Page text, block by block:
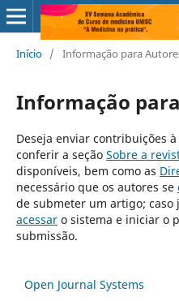
Início / Informação para
Informação
Deseja enviar contribuições
conferir a seção Sobre a
disponíveis, bem como as
necessário que os autores se
de submeter um artigo; caso
acessaro sistema e iniciar o
submissão.
Open Journal Systems